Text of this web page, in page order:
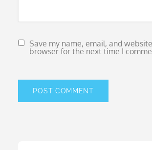
Save my name, email, and
browser for the next time I